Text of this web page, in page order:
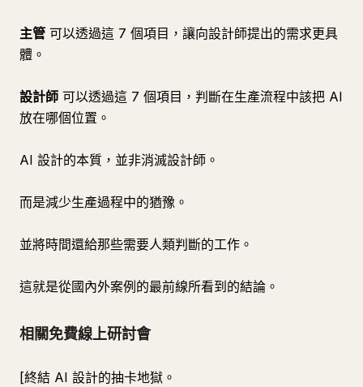
主管 可以透過這 7 個項目，讓向設計師提出的需求更具
體。
設計師 可以透過這 7 個項目，判斷在生產流程中該把 AI
放在哪個位置。
AI 設計的本質，並非消滅設計師。
而是減少生產過程中的猶豫。
並將時間還給那些需要人類判斷的工作。
這就是從國內外案例的最前線所看到的結論。
相關免費線上研討會
[終結 AI 設計的抽卡地獄。